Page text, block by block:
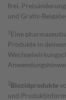
frei.
und Gratis-
1 Eine
Produkte in
2Biozidprodukte
und